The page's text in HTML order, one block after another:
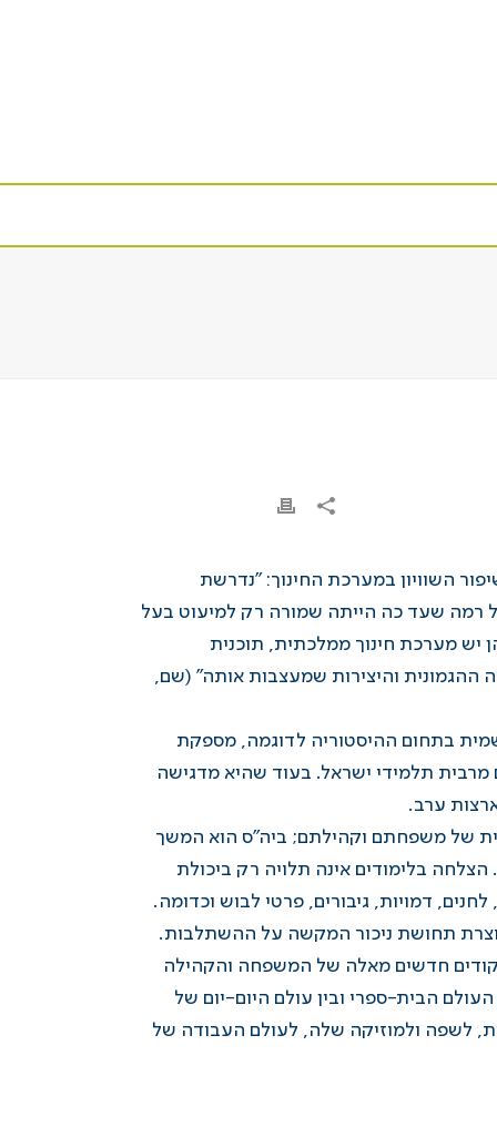
הצעות לשיפור השוויון במערכת החינוך: "נדרשת
רמה שעד כה הייתה שמורה רק למיעוט בעל
בהן יש מערכת חינוך ממלכתית, תוכנית
ההגמונית והיצירות שמעצבות אותה" (שם,
בתחום ההיסטוריה לדוגמה, מספקת
מרבית תלמידי ישראל. בעוד שהיא מדגישה
ערב.
של משפחתם וקהילתם; ביה"ס הוא המשך
בלימודים אינה תלויה רק ביכולת
דמויות, גיבורים, פרטי לבוש וכדומה.
יוצרת תחושת ניכור המקשה על ההשתלבות.
חדשים מאלה של המשפחה והקהילה
הבית-ספרי ובין עולם היום-יום של
לשפה ולמוזיקה שלה, לעולם העבודה של